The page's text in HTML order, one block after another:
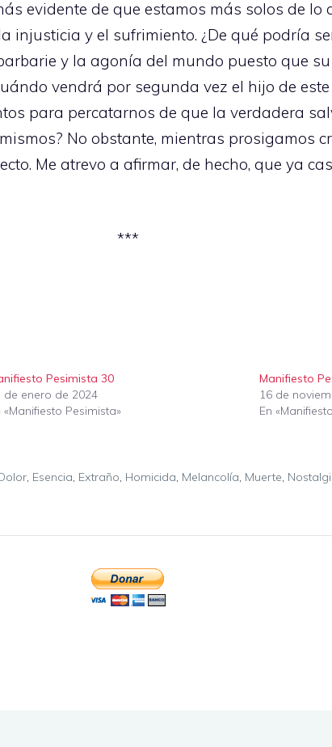
evidente de que estamos más solos de
injusticia y el sufrimiento. ¿De qué podría
y la agonía del mundo puesto que
vendrá por segunda vez el hijo de
para percatarnos de que la verdadera
No obstante, mientras prosigamos
Me atrevo a afirmar, de hecho, que ya
***
Pesimista 30
de enero de 2024
«Manifiesto Pesimista»
Manifiesto
16 de
En
, Esencia, Extraño, Homicida, Melancolía, Muerte,